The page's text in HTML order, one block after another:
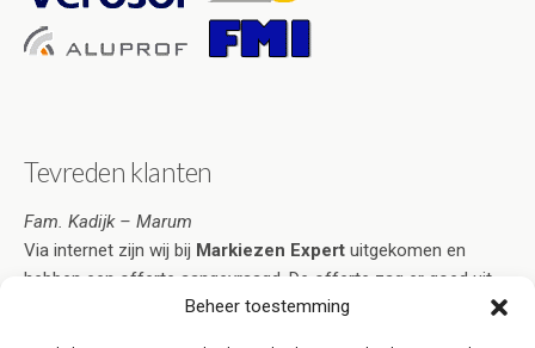
Beheer toestemming
Tevreden klanten
Fam. Kadijk – Marum
Via internet zijn wij bij Markiezen Expert uitgekomen en
hebben een offerte aangevraagd. De offerte zag er goed uit
en voorzag in al onze wensen. Na acceptatie duurde het niet